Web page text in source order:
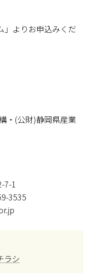
」よりお申込みくだ
・(公財)静岡県産業
7-1
3535
ラシ